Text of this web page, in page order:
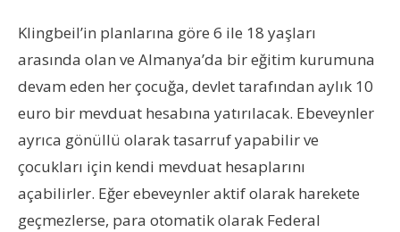
Klingbeil’in planlarına göre 6 ile 18 yaşları
arasında olan ve Almanya’da bir eğitim kurumuna
devam eden her çocuğa, devlet tarafından aylık 10
euro bir mevduat hesabına yatırılacak. Ebeveynler
ayrıca gönüllü olarak tasarruf yapabilir ve
çocukları için kendi mevduat hesaplarını
açabilirler. Eğer ebeveynler aktif olarak harekete
geçmezlerse, para otomatik olarak Federal